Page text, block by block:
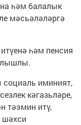
һәм балалык
мәсьәләләргә
һәм пенсия
иминият,
кәгазьләре,
тәэмин итү,
шәхси